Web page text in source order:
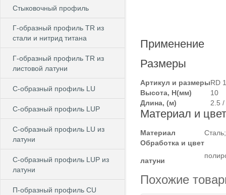
Стыковочный профиль
Г-образный профиль TR из
стали и нитрид титана
Г-образный профиль TR из
листовой латуни
C-образный профиль LU
C-образный профиль LUP
C-образный профиль LU из
латуни
C-образный профиль LUP из
латуни
П-образный профиль CU
Применение
Размеры
Артикул и размерыRD
Высота, Н(мм)
10
Длина, (м)
2.5 /
Материал и цвет
Материал
Обработка и цвет
латуни
Похожие